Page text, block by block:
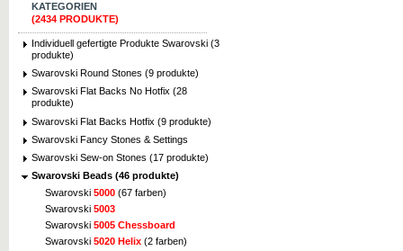
KATEGORIEN
(2434 PRODUKTE)
Individuell gefertigte Produkte Swarovski (3
produkte)
Swarovski Round Stones (9 produkte)
Swarovski Flat Backs No Hotfix (28
produkte)
Swarovski Flat Backs Hotfix (9 produkte)
Swarovski Fancy Stones & Settings
Swarovski Sew-on Stones (17 produkte)
Swarovski Beads (46 produkte)
Swarovski 5000 (67 farben)
Swarovski 5003
Swarovski 5005 Chessboard
Swarovski 5020 Helix (2 farben)